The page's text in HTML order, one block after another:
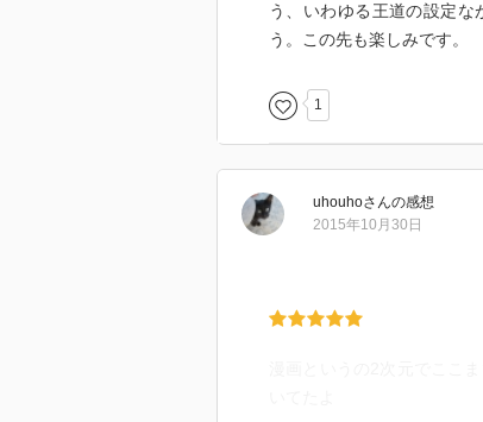
う、いわゆる王道の設定な
う。この先も楽しみです。
1
uhouhoさんの感想
2015年10月30日